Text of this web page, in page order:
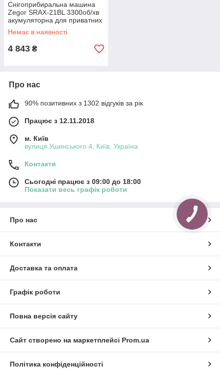
Снігоприбиральна машина
Zegor SRAX-21BL 3300об/хв
акумуляторна для приватних
господарств комерційних
об’єктів та великих площ
Немає в наявності
4 843 ₴
Про нас
90% позитивних з 1302 відгуків за рік
Працює з 12.11.2018
м. Київ
вулиця Ушинського 4, Київ, Україна
Контакти
Сьогодні працює з 09:00 до 18:00
Показати весь графік роботи
Про нас
Контакти
Доставка та оплата
Графік роботи
Повна версія сайту
Сайт створено на маркетплейсі Prom.ua
Політика конфіденційності